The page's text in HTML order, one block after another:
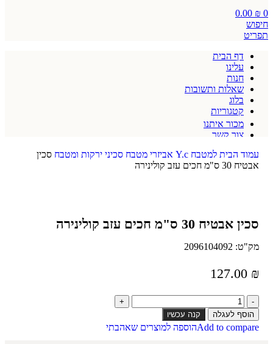
0
0.00 ₪
חיפוש
תפריט
דף הבית
עלינו
חנות
שאלות ותשובות
בלוג
קטגוריות
מכור איתנו
צור קשר
עמוד הבית למטבח Y.c אביזרי מטבח סכיני ירקות ומטבח סכין
אבטיח 30 ס"מ חכים עזב קולינירה
סכין אבטיח 30 ס"מ חכים עזב קולינירה
מק"ט: 2096104092
127.00 ₪
הוסף לעגלה קנה עכשיו
Add to compareהוספה למוצרים שאהבתי